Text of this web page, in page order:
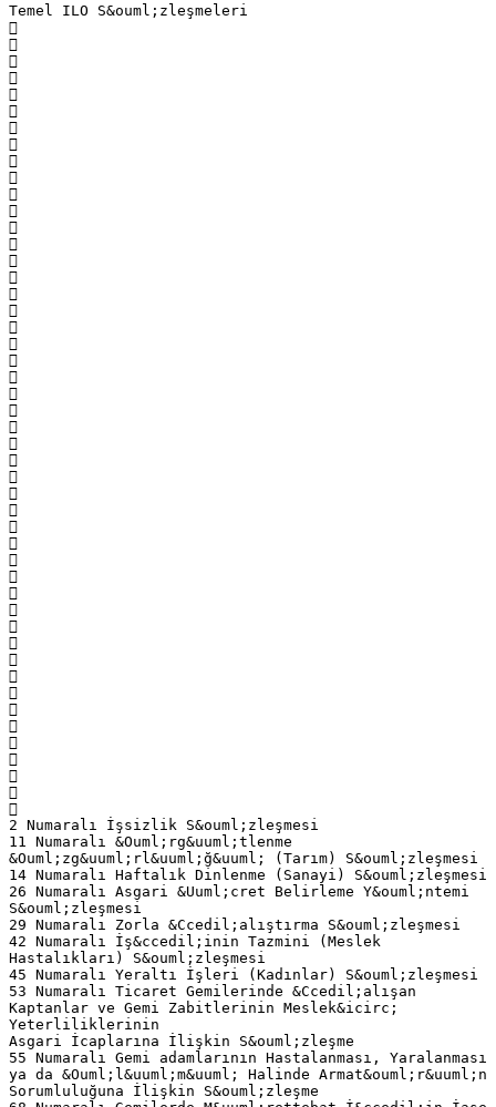
Temel ILO S&ouml;zleşmeleri
















































2 Numaralı İşsizlik S&ouml;zleşmesi
11 Numaralı &Ouml;rg&uuml;tlenme
&Ouml;zg&uuml;rl&uuml;ğ&uuml; (Tarım) S&ouml;zleşmesi
14 Numaralı Haftalık Dinlenme (Sanayi) S&ouml;zleşmesi
26 Numaralı Asgari &Uuml;cret Belirleme Y&ouml;ntemi
S&ouml;zleşmesi
29 Numaralı Zorla &Ccedil;alıştırma S&ouml;zleşmesi
42 Numaralı İş&ccedil;inin Tazmini (Meslek
Hastalıkları) S&ouml;zleşmesi
45 Numaralı Yeraltı İşleri (Kadınlar) S&ouml;zleşmesi
53 Numaralı Ticaret Gemilerinde &Ccedil;alışan
Kaptanlar ve Gemi Zabitlerinin Meslek&icirc;
Yeterliliklerinin
Asgari İcaplarına İlişkin S&ouml;zleşme
55 Numaralı Gemi adamlarının Hastalanması, Yaralanması
ya da &Ouml;l&uuml;m&uuml; Halinde Armat&ouml;r&uuml;n
Sorumluluğuna İlişkin S&ouml;zleşme